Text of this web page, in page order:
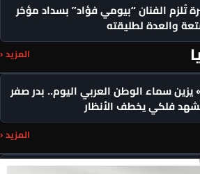
تُلزم الفنان “بيومي فؤاد” بسداد مؤخر
والعدة لطليقته
المزيد ‹
يزين سماء الوطن العربي اليوم.. بدر صفر
فلكي يخطف الأنظار
المزيد ‹
للفنون يكرم رموزاً مؤثرة ويدعو